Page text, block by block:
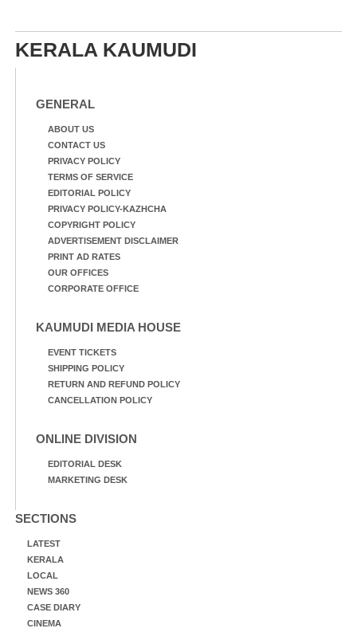
KERALA KAUMUDI
GENERAL
ABOUT US
CONTACT US
PRIVACY POLICY
TERMS OF SERVICE
EDITORIAL POLICY
PRIVACY POLICY-KAZHCHA
COPYRIGHT POLICY
ADVERTISEMENT DISCLAIMER
PRINT AD RATES
OUR OFFICES
CORPORATE OFFICE
KAUMUDI MEDIA HOUSE
EVENT TICKETS
SHIPPING POLICY
RETURN AND REFUND POLICY
CANCELLATION POLICY
ONLINE DIVISION
EDITORIAL DESK
MARKETING DESK
SECTIONS
LATEST
KERALA
LOCAL
NEWS 360
CASE DIARY
CINEMA